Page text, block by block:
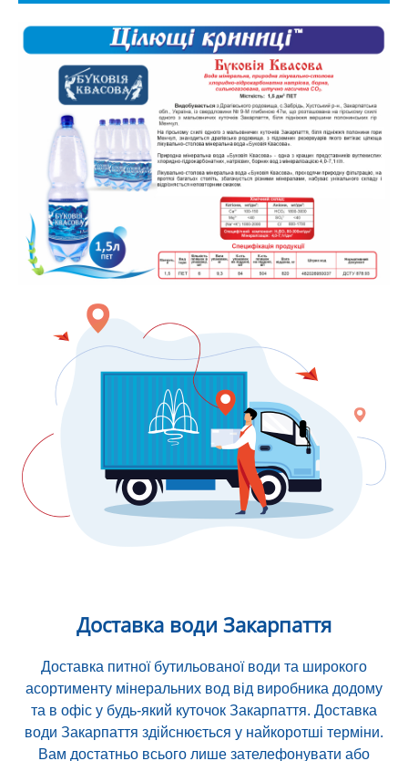
Доставка води Закарпаття
Доставка питної бутильованої води та широкого
асортименту мінеральних вод від виробника додому
та в офіс у будь-який куточок Закарпаття. Доставка
води Закарпаття здійснюється у найкоротші терміни.
Вам достатньо всього лише зателефонувати або